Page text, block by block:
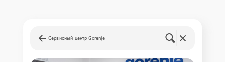
Сервисный центр Gorenje